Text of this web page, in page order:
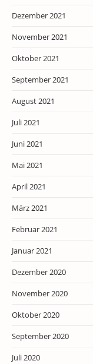
Dezember 2021
November 2021
Oktober 2021
September 2021
August 2021
Juli 2021
Juni 2021
Mai 2021
April 2021
März 2021
Februar 2021
Januar 2021
Dezember 2020
November 2020
Oktober 2020
September 2020
Juli 2020